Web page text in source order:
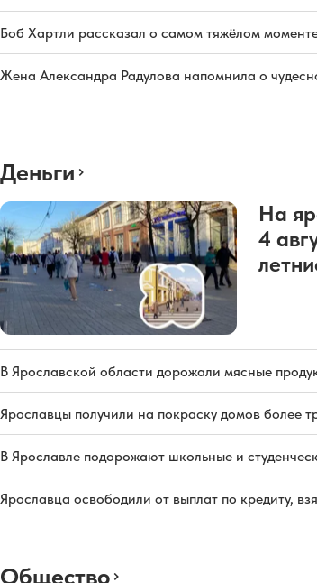
Боб Хартли рассказал о самом тяжёлом
Жена Александра Радулова напомнила о
Деньги
На
4
В Ярославской области дорожали мясные
Ярославцы получили на покраску домов более
В Ярославле подорожают школьные и
Ярославца освободили от выплат по кредиту,
Общество